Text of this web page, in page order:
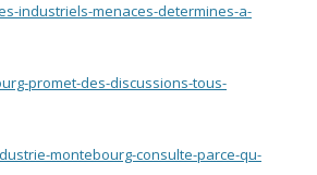
industriels-menaces-determines-a-
promet-des-discussions-tous-
montebourg-consulte-parce-qu-